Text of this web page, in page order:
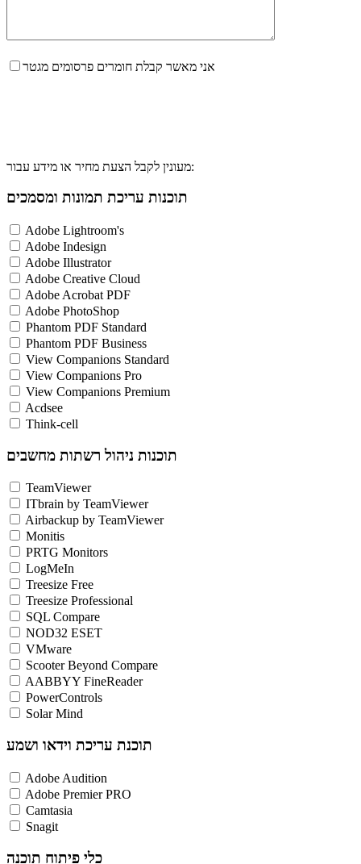
אני מאשר קבלת חומרים פרסומים מגטר
מעונין לקבל הצעת מחיר או מידע עבור:
תוכנות עריכת תמונות ומסמכים
Adobe Lightroom's
Adobe Indesign
Adobe Illustrator
Adobe Creative Cloud
Adobe Acrobat PDF
Adobe PhotoShop
Phantom PDF Standard
Phantom PDF Business
View Companions Standard
View Companions Pro
View Companions Premium
Acdsee
Think-cell
תוכנות ניהול רשתות מחשבים
TeamViewer
ITbrain by TeamViewer
Airbackup by TeamViewer
Monitis
PRTG Monitors
LogMeIn
Treesize Free
Treesize Professional
SQL Compare
NOD32 ESET
VMware
Scooter Beyond Compare
AABBYY FineReader
PowerControls
Solar Mind
תוכנת עריכת וידאו ושמע
Adobe Audition
Adobe Premier PRO
Camtasia
Snagit
כלי פיתוח תוכנה